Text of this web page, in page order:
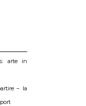
arte in
– la